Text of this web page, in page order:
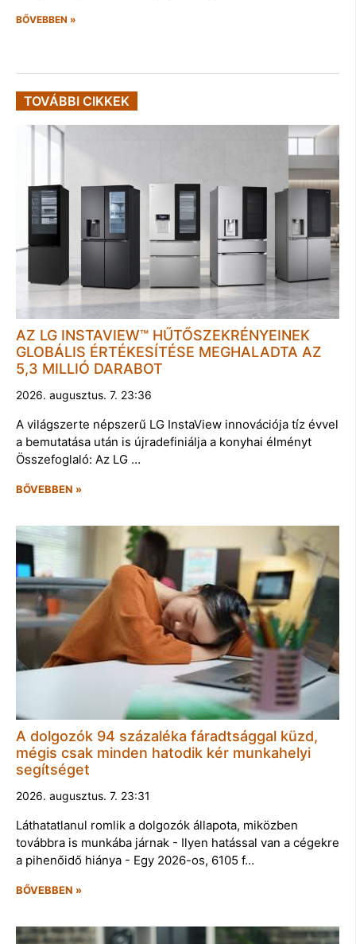
BŐVEBBEN »
TOVÁBBI CIKKEK
AZ LG INSTAVIEW™ HŰTŐSZEKRÉNYEINEK
GLOBÁLIS ÉRTÉKESÍTÉSE MEGHALADTA AZ
5,3 MILLIÓ DARABOT
2026. augusztus. 7. 23:36
A világszerte népszerű LG InstaView innovációja tíz évvel
a bemutatása után is újradefiniálja a konyhai élményt
Összefoglaló: Az LG …
BŐVEBBEN »
A dolgozók 94 százaléka fáradtsággal küzd,
mégis csak minden hatodik kér munkahelyi
segítséget
2026. augusztus. 7. 23:31
Láthatatlanul romlik a dolgozók állapota, miközben
továbbra is munkába járnak - Ilyen hatással van a cégekre
a pihenőidő hiánya - Egy 2026-os, 6105 f…
BŐVEBBEN »